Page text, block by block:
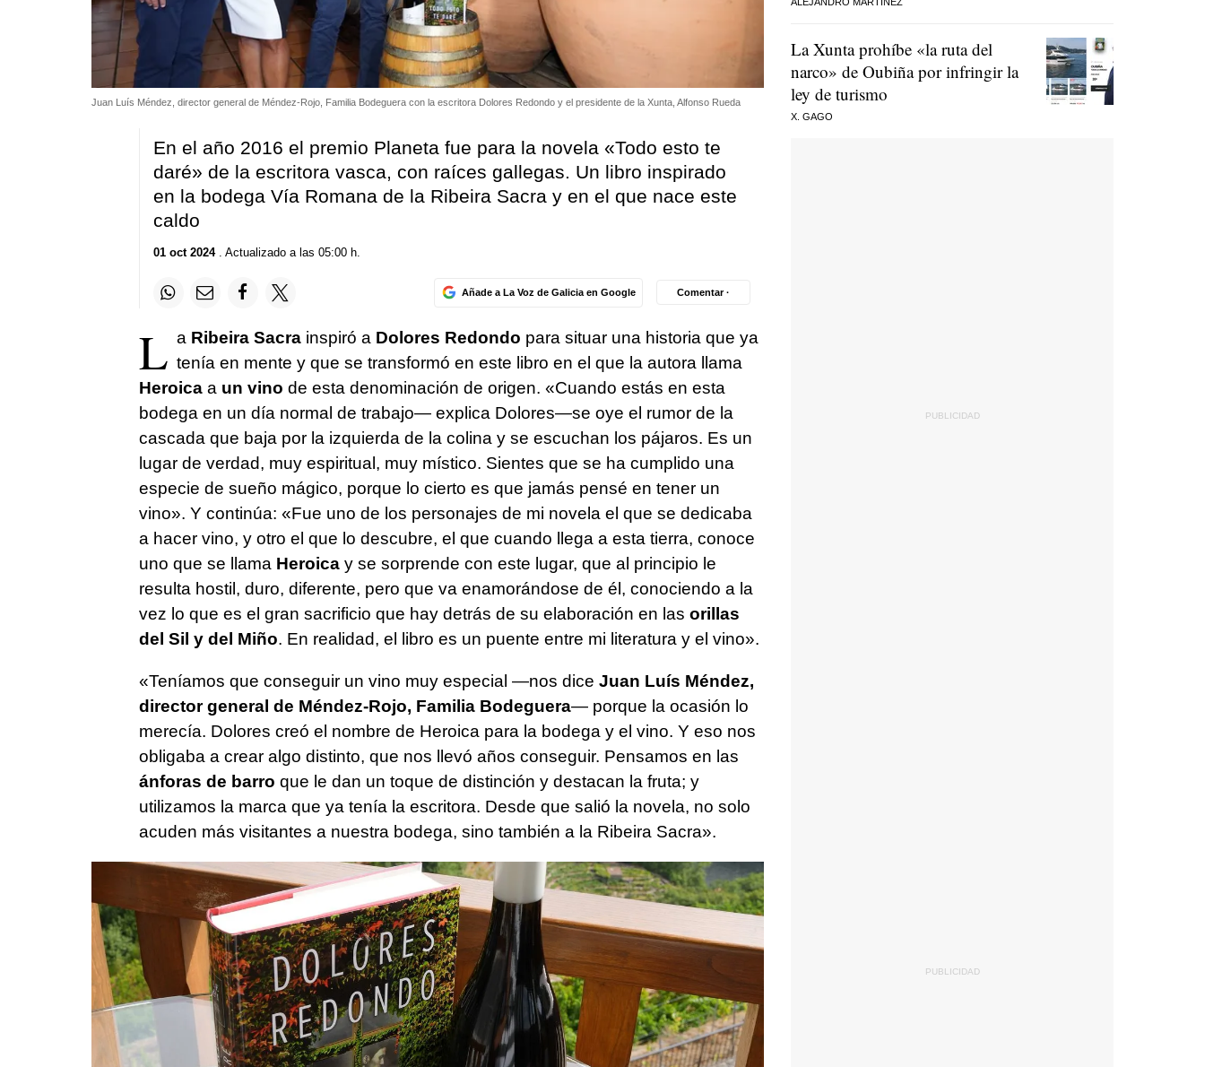
Juan Luís Méndez, director general de Méndez-Rojo, Familia Bodeguera con la escritora Dolores Redondo y el presidente de la Xunta, Alfonso Rueda
En el año 2016 el premio Planeta fue para la novela «Todo esto te
daré» de la escritora vasca, con raíces gallegas. Un libro inspirado
en la bodega Vía Romana de la Ribeira Sacra y en el que nace este
caldo
01 oct 2024. Actualizado a las 05:00 h.
Añade a La Voz de Galicia en Google Comentar ·
L a Ribeira Sacrainspiró a Dolores Redondo para situar una historia que ya
tenía en mente y que se transformó en este libro en el que la autora llama
Heroicaa un vino de esta denominación de origen. «Cuando estás en esta
bodega en un día normal de trabajo— explica Dolores—se oye el rumor de la
cascada que baja por la izquierda de la colina y se escuchan los pájaros. Es un
lugar de verdad, muy espiritual, muy místico. Sientes que se ha cumplido una
especie de sueño mágico, porque lo cierto es que jamás pensé en tener un
vino». Y continúa: «Fue uno de los personajes de mi novela el que se dedicaba
a hacer vino, y otro el que lo descubre, el que cuando llega a esta tierra, conoce
uno que se llama Heroicay se sorprende con este lugar, que al principio le
resulta hostil, duro, diferente, pero que va enamorándose de él, conociendo a la
vez lo que es el gran sacrificio que hay detrás de su elaboración en las orillas
del Sil y del Miño. En realidad, el libro es un puente entre mi literatura y el vino».
«Teníamos que conseguir un vino muy especial —nos dice Juan Luís Méndez,
director general de Méndez-Rojo, Familia Bodeguera— porque la ocasión lo
merecía. Dolores creó el nombre de Heroica para la bodega y el vino. Y eso nos
obligaba a crear algo distinto, que nos llevó años conseguir. Pensamos en las
ánforas de barro que le dan un toque de distinción y destacan la fruta; y
utilizamos la marca que ya tenía la escritora. Desde que salió la novela, no solo
acuden más visitantes a nuestra bodega, sino también a la Ribeira Sacra».
La Xunta prohíbe «la ruta del
narco» de Oubiña por infringir la
ley de turismo
X. GAGO